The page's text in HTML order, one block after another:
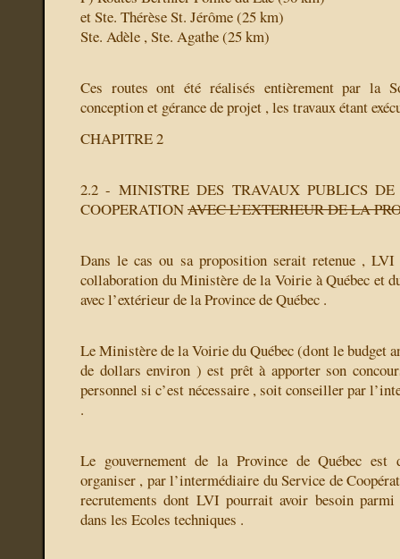
et Ste. Thérèse St. Jérôme (25 km)
Ste. Adèle , Ste. Agathe (25 km)
Ces routes ont été réalisés entièrement par la
conception et gérance de projet , les travaux étant
CHAPITRE 2
2.2 - MINISTRE DES TRAVAUX PUBLICS
COOPERATIONAVEC L’EXTERIEUR DE LA
Dans le cas ou sa proposition serait retenue , LVI
collaboration du Ministère de la Voirie à Québec et
avec l’extérieur de la Province de Québec .
Le Ministère de la Voirie du Québec (dont le budget
de dollars environ ) est prêt à apporter son
personnel si c’est nécessaire , soit conseiller par
.
Le gouvernement de la Province de Québec est
organiser , par l’intermédiaire du Service de
recrutements dont LVI pourrait avoir besoin parmi
dans les Ecoles techniques .